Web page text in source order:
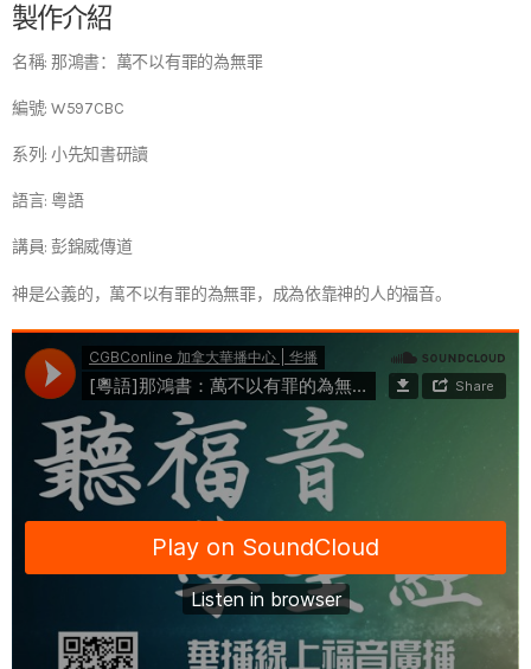
製作介紹
名稱: 那鴻書：萬不以有罪的為無罪
編號: W597CBC
系列: 小先知書研讀
語言: 粵語
講員: 彭錦威傳道
神是公義的，萬不以有罪的為無罪，成為依靠神的人的福音。